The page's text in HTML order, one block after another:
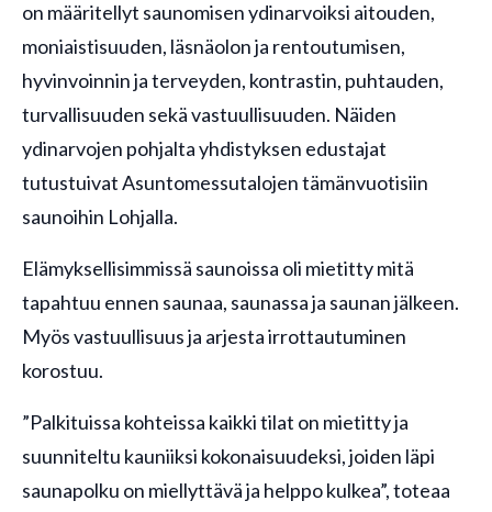
on määritellyt saunomisen ydinarvoiksi aitouden,
moniaistisuuden, läsnäolon ja rentoutumisen,
hyvinvoinnin ja terveyden, kontrastin, puhtauden,
turvallisuuden sekä vastuullisuuden. Näiden
ydinarvojen pohjalta yhdistyksen edustajat
tutustuivat Asuntomessutalojen tämänvuotisiin
saunoihin Lohjalla.
Elämyksellisimmissä saunoissa oli mietitty mitä
tapahtuu ennen saunaa, saunassa ja saunan jälkeen.
Myös vastuullisuus ja arjesta irrottautuminen
korostuu.
”Palkituissa kohteissa kaikki tilat on mietitty ja
suunniteltu kauniiksi kokonaisuudeksi, joiden läpi
saunapolku on miellyttävä ja helppo kulkea”, toteaa